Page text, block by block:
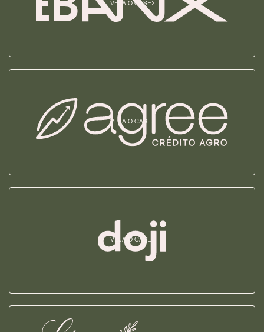
VEJA O CASE
VEJA O CASE
VEJA O CASE